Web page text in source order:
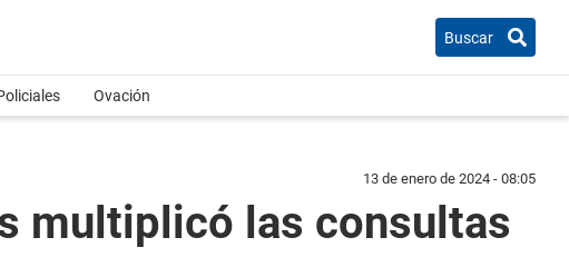
Buscar
Ovación
13 de enero de 2024 - 08:05
multiplicó las consultas